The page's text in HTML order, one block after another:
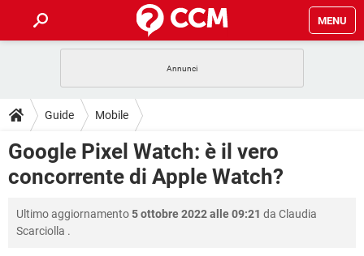
MENU
INTRATTENIMENTO
iOS WINDOWS 10
INSTAGRAM WHATSAPP
HARDWARE
GUIDE
COVID-19
INTRATTENIMENTO ANDROID
INSTAGRAM WHATSAPP
DOWNLOAD
COVID-19 GAMING
iOS
FORUM
COVID-19 GAMING
GLOSSARIO
Guide Mobile
Google Pixel Watch: è il vero
concorrente di Apple Watch?
Ultimo aggiornamento5 ottobre 2022 alle 09:21 da Claudia
Scarciolla .